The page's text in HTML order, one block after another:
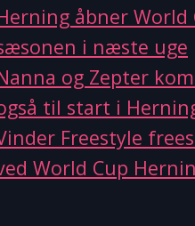
åbner World
i næste uge
og Zepter
til start i
Freestyle
World Cup